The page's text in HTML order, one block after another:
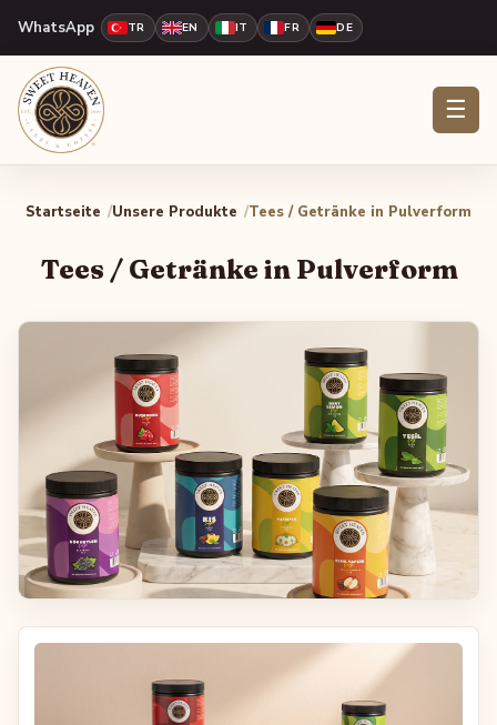
WhatsApp TR EN IT FR DE
☰
Startseite Unsere Produkte Tees / Getränke in Pulverform
Tees / Getränke in Pulverform